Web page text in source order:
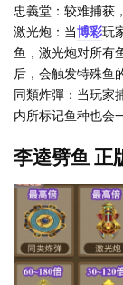
忠義堂：较难捕获
激光炮：当博彩玩
鱼，激光炮对所有
后，会触发特殊鱼
同類炸彈：当玩家
内所标记鱼种也会
李逵劈鱼 正